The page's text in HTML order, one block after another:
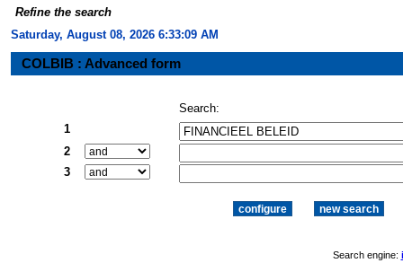
Refine the search
Saturday, August 08, 2026 6:33:10 AM
COLBIB : Advanced form
Search:
1
2
3
Search engine: